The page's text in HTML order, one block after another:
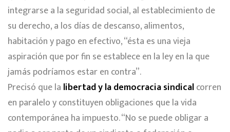
integrarse a la seguridad social, al establecimiento de
su derecho, a los días de descanso, alimentos,
habitación y pago en efectivo, “ésta es una vieja
aspiración que por fin se establece en la ley en la que
jamás podríamos estar en contra”.
Precisó que la libertad y la democracia sindicalcorren
en paralelo y constituyen obligaciones que la vida
contemporánea ha impuesto. “No se puede obligar a